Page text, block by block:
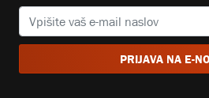
PRIJAVA NA E-